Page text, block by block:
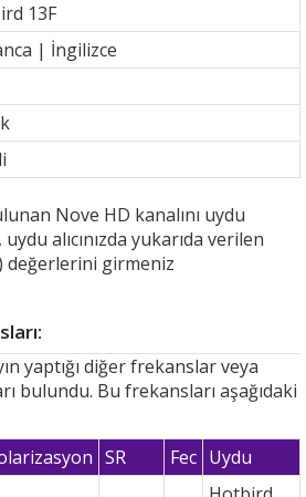
13F
| İngilizce
Nove HD kanalını uydu
alıcınızda yukarıda verilen
değerlerini girmeniz
yaptığı diğer frekanslar veya
bulundu. Bu frekansları aşağıdaki
SR Fec Uydu